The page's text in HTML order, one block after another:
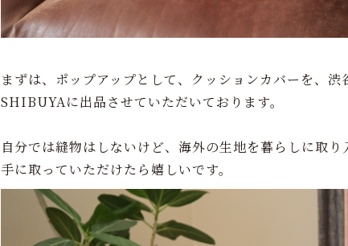
まずは、ポップアップとして、クッションカバーを、
SHIBUYAに出品させていただいております。
自分では縫物はしないけど、海外の生地を暮らしに取
手に取っていただけたら嬉しいです。